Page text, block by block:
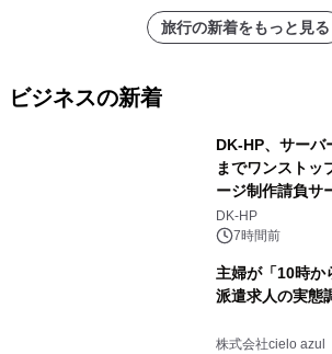
旅行の新着をもっと見る
ビジネスの新着
DK-HP、サーバ
までワンストッ
ージ制作請負サ
DK-HP
7時間前
主婦が「10時か
派遣求人の実態
株式会社cielo azul